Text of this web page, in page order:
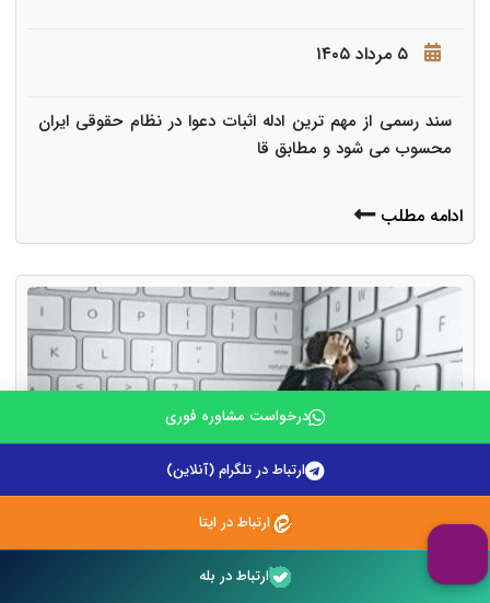
۵ مرداد ۱۴۰۵
سند رسمی از مهم ترین ادله اثبات دعوا در نظام حقوقی ایران
محسوب می شود و مطابق قا
ادامه مطلب
مجازات توهین و افترا در فضای مجازی چیست؟
درخواست مشاوره فوری
ارتباط در تلگرام (آنلاین)
ارتباط در ایتا
ارتباط در بله